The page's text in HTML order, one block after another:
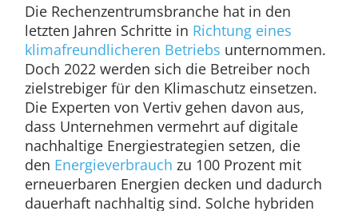
Die Rechenzentrumsbranche hat in den
letzten Jahren Schritte in Richtung eines
klimafreundlicheren Betriebs unternommen.
Doch 2022 werden sich die Betreiber noch
zielstrebiger für den Klimaschutz einsetzen.
Die Experten von Vertiv gehen davon aus,
dass Unternehmen vermehrt auf digitale
nachhaltige Energiestrategien setzen, die
den Energieverbrauch zu 100 Prozent mit
erneuerbaren Energien decken und dadurch
dauerhaft nachhaltig sind. Solche hybriden